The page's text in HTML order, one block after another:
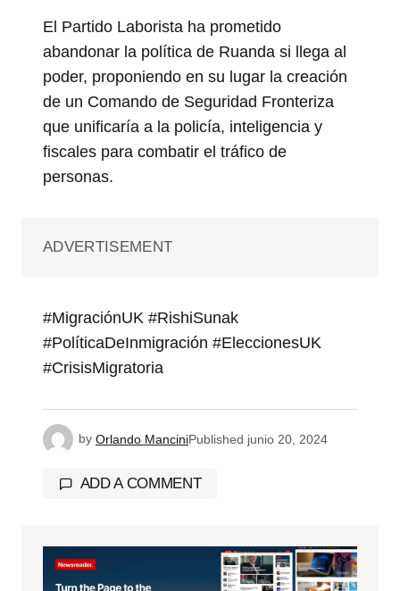
El Partido Laborista ha prometido
abandonar la política de Ruanda si llega al
poder, proponiendo en su lugar la creación
de un Comando de Seguridad Fronteriza
que unificaría a la policía, inteligencia y
fiscales para combatir el tráfico de
personas.
ADVERTISEMENT
#MigraciónUK #RishiSunak
#PolíticaDeInmigración #EleccionesUK
#CrisisMigratoria
by Orlando ManciniPublished junio 20, 2024
ADD A COMMENT
Tu dirección de correo electrónico no será
Los campos obligatorios están